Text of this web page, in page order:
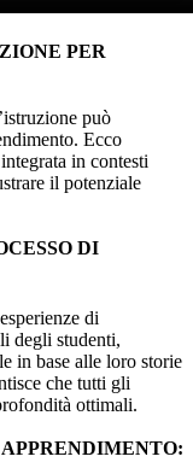
PER
può
Ecco
in contesti
il potenziale
DI
di
degli studenti,
in base alle loro storie
che tutti gli
ottimali.